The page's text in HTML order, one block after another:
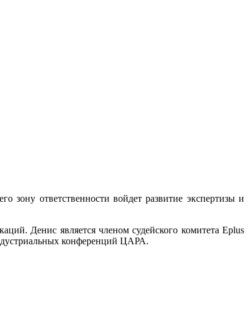
зону ответственности войдет развитие экспертизы и
Денис является членом судейского комитета Eplus
конференций ЦАРА.